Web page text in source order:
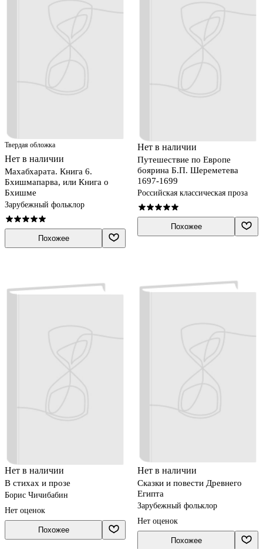
Твердая обложка
Нет в наличии
Махабхарата. Книга 6.
Бхишмапарва, или Книга о
Бхишме
Зарубежный фольклор
Похожее
Нет в наличии
Путешествие по Европе
боярина Б.П. Шереметева
1697-1699
Российская классическая проза
Похожее
Нет в наличии
В стихах и прозе
Борис Чичибабин
Нет оценок
Похожее
Нет в наличии
Сказки и повести Древнего
Египта
Зарубежный фольклор
Нет оценок
Похожее